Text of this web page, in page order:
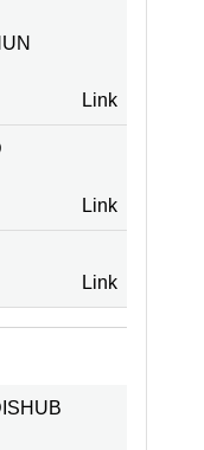
Link
Link
Link